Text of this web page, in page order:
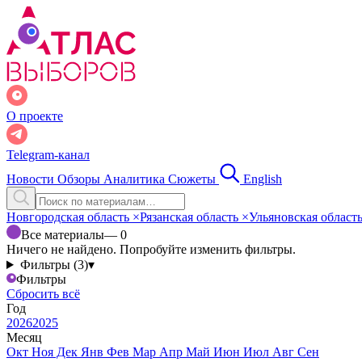
О проекте
Telegram-канал
Новости Обзоры Аналитика Сюжеты English
Новгородская область ×Рязанская область ×Ульяновская
Все материалы— 0
Ничего не найдено. Попробуйте изменить фильтры.
Фильтры (3)▾
Фильтры
Сбросить всё
Год
20262025
Месяц
Окт Ноя Дек Янв Фев Мар Апр Май Июн Июл Авг Сен